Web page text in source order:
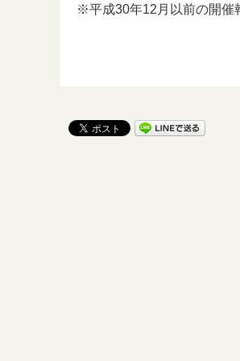
※平成30年12月以前の開催